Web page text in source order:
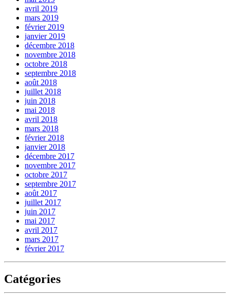
avril 2019
mars 2019
février 2019
janvier 2019
décembre 2018
novembre 2018
octobre 2018
septembre 2018
août 2018
juillet 2018
juin 2018
mai 2018
avril 2018
mars 2018
février 2018
janvier 2018
décembre 2017
novembre 2017
octobre 2017
septembre 2017
août 2017
juillet 2017
juin 2017
mai 2017
avril 2017
mars 2017
février 2017
Catégories